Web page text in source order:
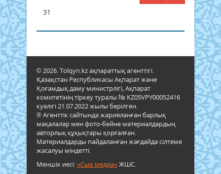
31
© 2026. Tolqyn.kz ақпараттық агенттігі.
Қазақстан Республикасы Ақпарат және
Қоғамдық даму министрлігі, Ақпарат
комитетінің тіркеу туралы № KZ05VPY00052416
куәлігі 21.07.2022 жылы берілген.
® Агенттік сайтында жарияланған барлық
мақалалар мен фото-бейне материалдардың
авторлық құқықтары қорғалған.
Материалдарды пайдаланған жағдайда сілтеме
жасалуы міндетті.
Меншік иесі:«Сыр медиа»ЖШС.